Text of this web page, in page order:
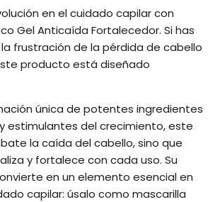
en el cuidado capilar con
Gel Anticaída Fortalecedor. Si has
frustración de la pérdida de cabello
producto está diseñado
única de potentes ingredientes
estimulantes del crecimiento, este
la caída del cabello, sino que
y fortalece con cada uso. Su
en un elemento esencial en
capilar: úsalo como mascarilla